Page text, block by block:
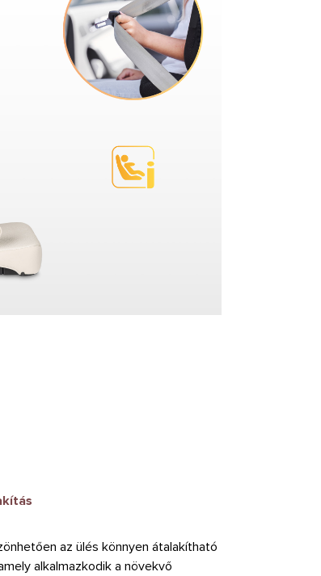
az ülés könnyen átalakítható
alkalmazkodik a növekvő